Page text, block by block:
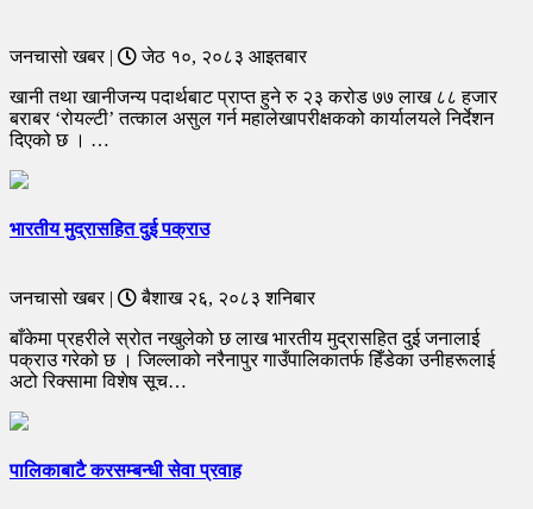
जनचासो खबर |
जेठ १०, २०८३ आइतबार
खानी तथा खानीजन्य पदार्थबाट प्राप्त हुने रु २३ करोड ७७ लाख ८८ हजार
बराबर ‘रोयल्टी’ तत्काल असुल गर्न महालेखापरीक्षकको कार्यालयले निर्देशन
दिएको छ । …
भारतीय मुद्रासहित दुई पक्राउ
जनचासो खबर |
बैशाख २६, २०८३ शनिबार
बाँकेमा प्रहरीले स्रोत नखुलेको छ लाख भारतीय मुद्रासहित दुई जनालाई
पक्राउ गरेको छ । जिल्लाको नरैनापुर गाउँपालिकातर्फ हिँडेका उनीहरूलाई
अटो रिक्सामा विशेष सूच…
पालिकाबाटै करसम्बन्धी सेवा प्रवाह